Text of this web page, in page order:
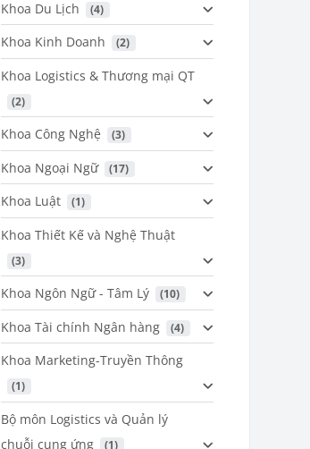
Khoa Du Lịch (4)
Khoa Kinh Doanh (2)
Khoa Logistics & Thương mại QT
(2)
Khoa Công Nghệ (3)
Khoa Ngoại Ngữ (17)
Khoa Luật (1)
Khoa Thiết Kế và Nghệ Thuật
(3)
Khoa Ngôn Ngữ - Tâm Lý (10)
Khoa Tài chính Ngân hàng (4)
Khoa Marketing-Truyền Thông
(1)
Bộ môn Logistics và Quản lý
chuỗi cung ứng
(1)